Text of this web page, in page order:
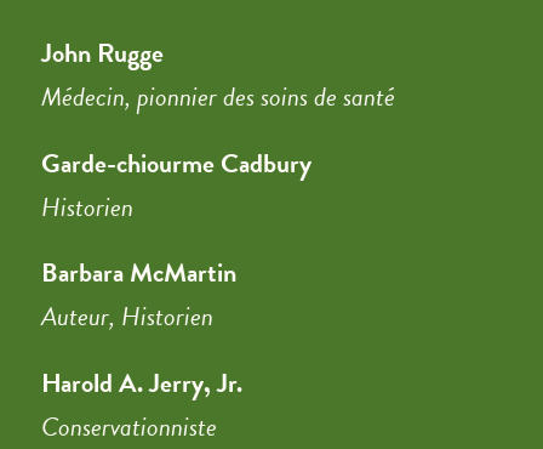
John Rugge
Médecin, pionnier des soins de santé
Garde-chiourme Cadbury
Historien
Barbara McMartin
Auteur, Historien
Harold A. Jerry, Jr.
Conservationniste